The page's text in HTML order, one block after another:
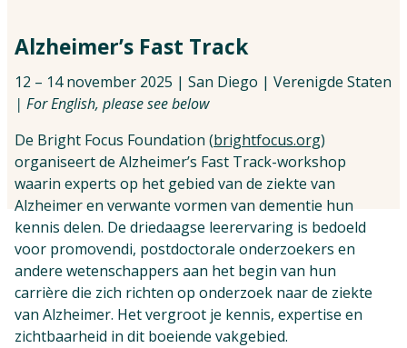
Alzheimer’s Fast Track
12 – 14 november 2025 | San Diego | Verenigde Staten
| For English, please see below
De Bright Focus Foundation (brightfocus.org)
organiseert de Alzheimer’s Fast Track-workshop
waarin experts op het gebied van de ziekte van
Alzheimer en verwante vormen van dementie hun
kennis delen. De driedaagse leerervaring is bedoeld
voor promovendi, postdoctorale onderzoekers en
andere wetenschappers aan het begin van hun
carrière die zich richten op onderzoek naar de ziekte
van Alzheimer. Het vergroot je kennis, expertise en
zichtbaarheid in dit boeiende vakgebied.